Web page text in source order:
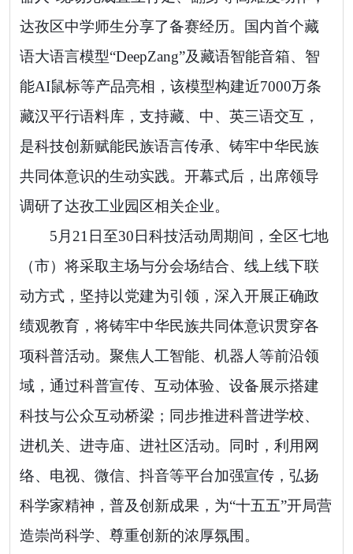
达孜区中学师生分享了备赛经历。国内首个藏
语大语言模型“DeepZang”及藏语智能音箱、智
能AI鼠标等产品亮相，该模型构建近7000万条
藏汉平行语料库，支持藏、中、英三语交互，
是科技创新赋能民族语言传承、铸牢中华民族
共同体意识的生动实践。开幕式后，出席领导
调研了达孜工业园区相关企业。
5 月 21 日至30日科技活动周期间，全区七地
（市）将采取主场与分会场结合、线上线下联
动方式，坚持以党建为引领，深入开展正确政
绩观教育，将铸牢中华民族共同体意识贯穿各
项科普活动。聚焦人工智能、机器人等前沿领
域，通过科普宣传、互动体验、设备展示搭建
科技与公众互动桥梁；同步推进科普进学校、
进机关、进寺庙、进社区活动。同时，利用网
络、电视、微信、抖音等平台加强宣传，弘扬
科学家精神，普及创新成果，为“十五五”开局营
造崇尚科学、尊重创新的浓厚氛围。